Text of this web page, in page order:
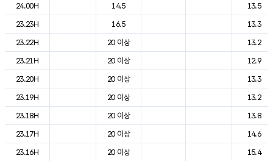
24.00H
14.5
13.5
23.23H
16.5
13.3
23.22H
20 이상
13.2
23.21H
20 이상
12.9
23.20H
20 이상
13.3
23.19H
20 이상
13.2
23.18H
20 이상
13.8
23.17H
20 이상
14.6
23.16H
20 이상
15.4